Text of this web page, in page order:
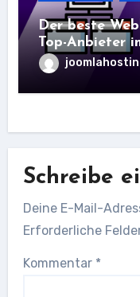
Der beste
Top-Anbieter
Schreibe
Deine E-Mail-
Erforderliche
Kommentar *